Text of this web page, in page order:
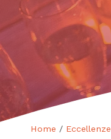
Home / Eccellenze